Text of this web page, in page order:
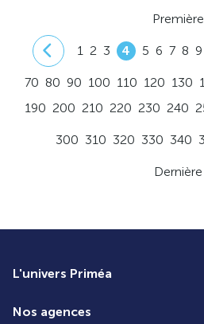
Première
1 2 3 4 5 6 7 8 9
70 80 90 100 110 120 130
190 200 210 220 230 240
300 310 320 330 340
Dernière
L'univers Priméa
Nos agences